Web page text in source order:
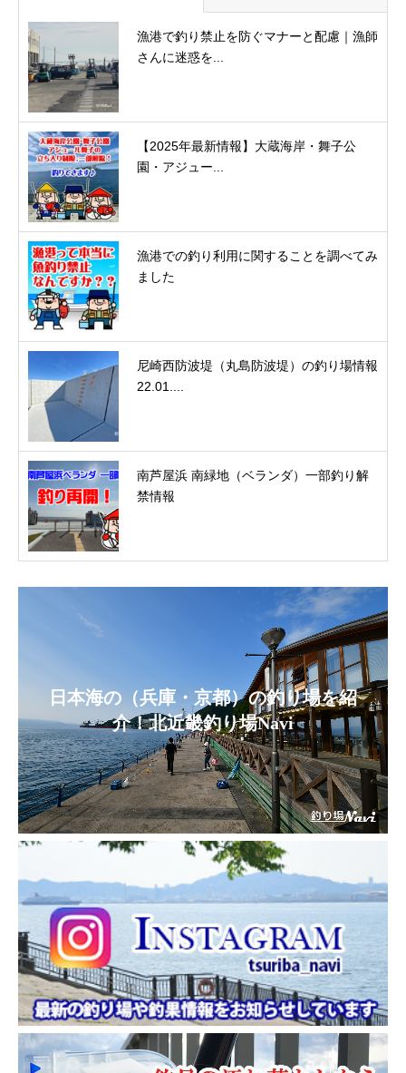
漁港で釣り禁止を防ぐマナーと配慮｜漁師
さんに迷惑を...
【2025年最新情報】大蔵海岸・舞子公
園・アジュー...
漁港での釣り利用に関することを調べてみ
ました
尼崎西防波堤（丸島防波堤）の釣り場情報
22.01....
南芦屋浜 南緑地（ベランダ）一部釣り解
禁情報
日本海の（兵庫・京都）の釣り場を紹
介！北近畿釣り場Navi